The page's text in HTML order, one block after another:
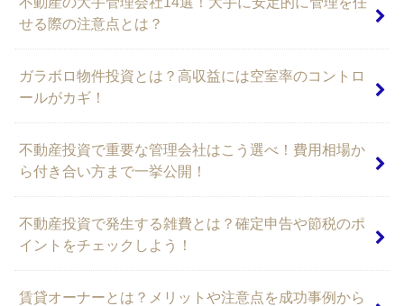
せる際の注意点とは？
ガラボロ物件投資とは？高収益には空室率のコントロ
ールがカギ！
不動産投資で重要な管理会社はこう選べ！費用相場か
ら付き合い方まで一挙公開！
不動産投資で発生する雑費とは？確定申告や節税のポ
イントをチェックしよう！
賃貸オーナーとは？メリットや注意点を成功事例から